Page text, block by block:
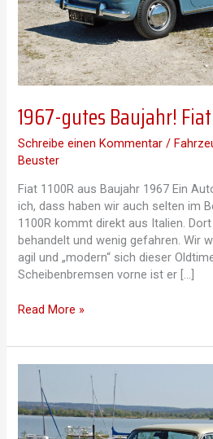
1967-gutes Baujahr! Fiat
Schreibe einen Kommentar /
Beuster
Fiat 1100R aus Baujahr 1967 Ein
ich, dass haben wir auch selten im
1100R kommt direkt aus Italien.
behandelt und wenig gefahren. Wir
agil und „modern“ sich dieser
Scheibenbremsen vorne ist er […]
1967-
Baujahr!
1100R
Read More »